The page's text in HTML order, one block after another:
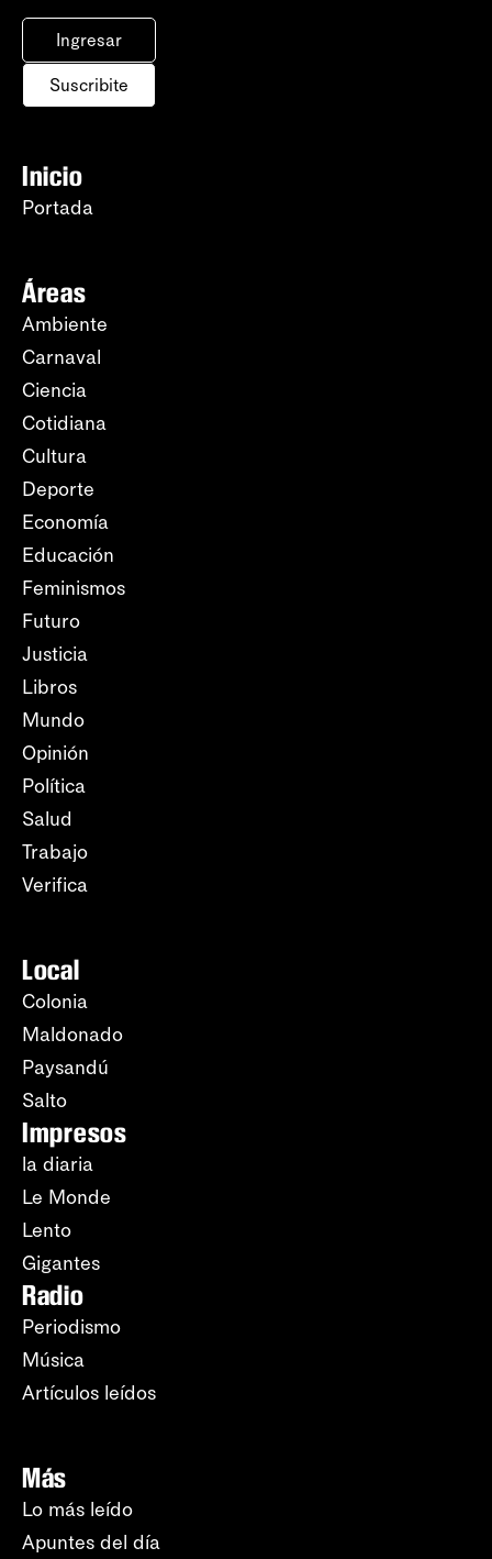
Ingresar
Suscribite
Inicio
Portada
Áreas
Ambiente
Carnaval
Ciencia
Cotidiana
Cultura
Deporte
Economía
Educación
Feminismos
Futuro
Justicia
Libros
Mundo
Opinión
Política
Salud
Trabajo
Verifica
Local
Colonia
Maldonado
Paysandú
Salto
Impresos
la diaria
Le Monde
Lento
Gigantes
Radio
Periodismo
Música
Artículos leídos
Más
Lo más leído
Apuntes del día